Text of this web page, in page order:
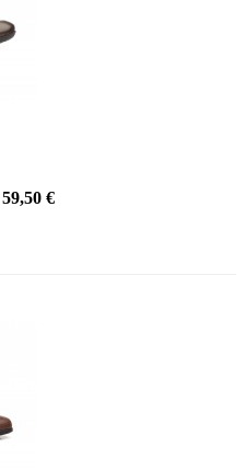
59,50 €